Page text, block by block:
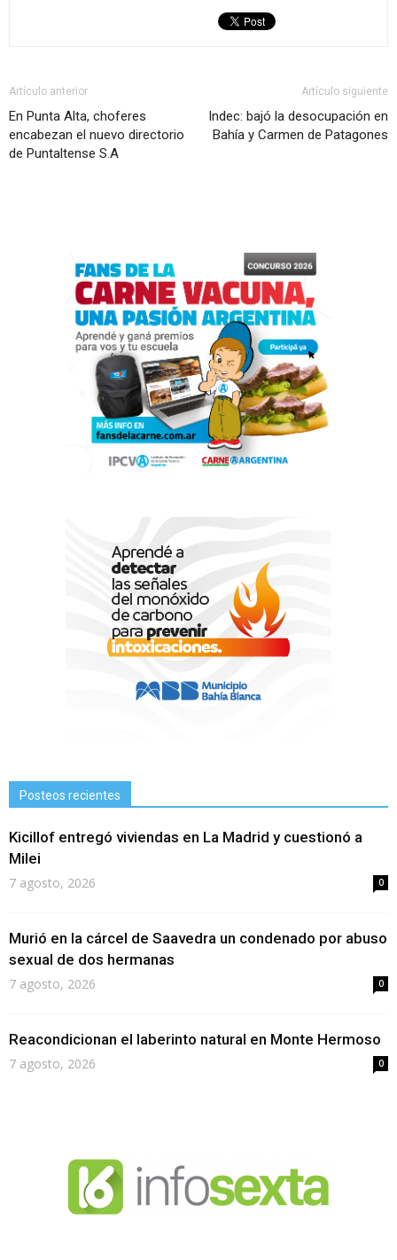
Artículo anterior
En Punta Alta, choferes
encabezan el nuevo directorio
de Puntaltense S.A
Artículo siguiente
Indec: bajó la desocupación en
Bahía y Carmen de Patagones
Posteos recientes
Kicillof entregó viviendas en La Madrid y cuestionó a
Milei
7 agosto, 2026 0
Murió en la cárcel de Saavedra un condenado por abuso
sexual de dos hermanas
7 agosto, 2026 0
Reacondicionan el laberinto natural en Monte Hermoso
7 agosto, 2026 0